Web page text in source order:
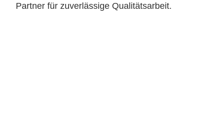
Partner für zuverlässige Qualitätsarbeit.